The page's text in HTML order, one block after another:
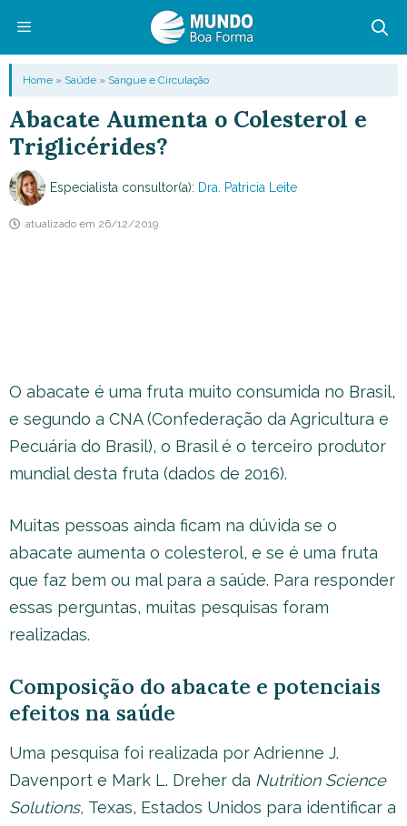
conteúdo
Menu
Home » Saúde » Sangue e Circulação
Abacate Aumenta o Colesterol e
Triglicérides?
Especialista consultor(a): Dra. Patricia Leite
atualizado em 26/12/2019
O abacate é uma fruta muito consumida no Brasil,
e segundo a CNA (Confederação da Agricultura e
Pecuária do Brasil), o Brasil é o terceiro produtor
mundial desta fruta (dados de 2016).
Muitas pessoas ainda ficam na dúvida se o
abacate aumenta o colesterol, e se é uma fruta
que faz bem ou mal para a saúde. Para responder
essas perguntas, muitas pesquisas foram
realizadas.
Composição do abacate e potenciais
efeitos na saúde
Uma pesquisa foi realizada por Adrienne J.
Davenport e Mark L. Dreher da Nutrition Science
Solutions, Texas, Estados Unidos para identificar a